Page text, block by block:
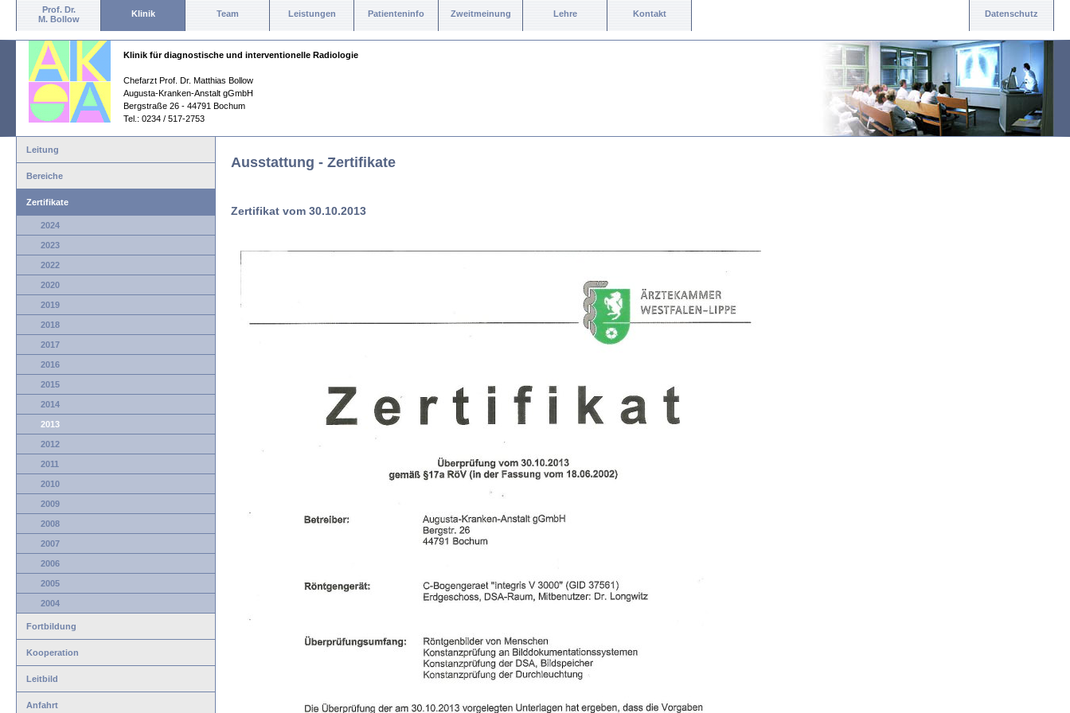
Prof. Dr.
M. Bollow
Klinik Team Leistungen Patienteninfo Zweitmeinung Lehre Kontakt Datenschutz
Klinik für diagnostische und interventionelle Radiologie
Chefarzt Prof. Dr. Matthias Bollow
Augusta-Kranken-Anstalt gGmbH
Bergstraße 26 - 44791 Bochum
Tel.: 0234 / 517-2753
Leitung
Bereiche
Zertifikate
2024
2023
2022
2020
2019
2018
2017
2016
2015
2014
2013
2012
2011
2010
2009
2008
2007
2006
2005
2004
Fortbildung
Kooperation
Leitbild
Anfahrt
Ausstattung - Zertifikate
Zertifikat vom 30.10.2013